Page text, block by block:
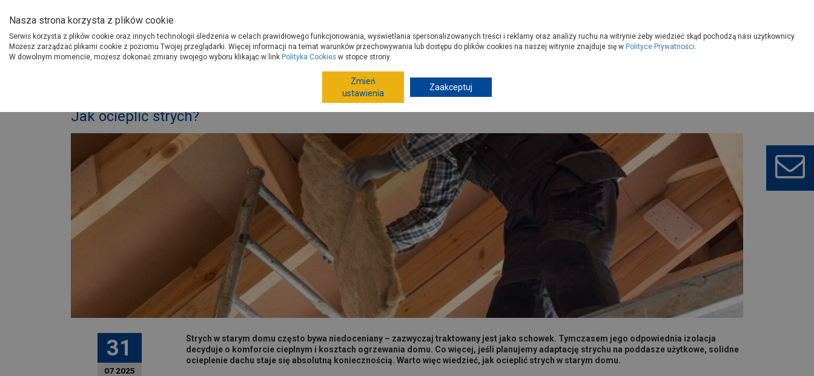
Produkty
O Grupie PSB
Gdzie kupisz Porady
Dachy, rynny i poddasza
Jak ocieplić strych?
31
07 2025
Strych w starym domu często bywa niedoceniany – zazwyczaj traktowany jest jako schowek. Tymczasem jego odpowiednia izolacja
decyduje o komforcie cieplnym i kosztach ogrzewania domu. Co więcej, jeśli planujemy adaptację strychu na poddasze użytkowe, solidne
ocieplenie dachu staje się absolutną koniecznością. Warto więc wiedzieć, jak ocieplić strych w starym domu.
Nasza strona korzysta z plików cookie
Serwis korzysta z plików cookie oraz innych technologii śledzenia w celach prawidłowego funkcjonowania, wyświetlania spersonalizowanych treści i reklamy oraz analizy ruchu na witrynie żeby wiedzieć skąd pochodzą nasi użytkownicy.
Możesz zarządzać plikami cookie z poziomu Twojej przeglądarki. Więcej informacji na temat warunków przechowywania lub dostępu do plików cookies na naszej witrynie znajduje się w Polityce Prywatności.
W dowolnym momencie, możesz dokonać zmiany swojego wyboru klikając w link Polityka Cookies w stopce strony.
Zmień
ustawienia
Zaakceptuj